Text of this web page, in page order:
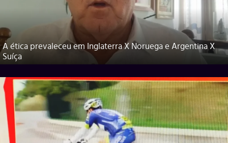
A ética prevaleceu em Inglaterra X Noruega e Argentina X
Suíça